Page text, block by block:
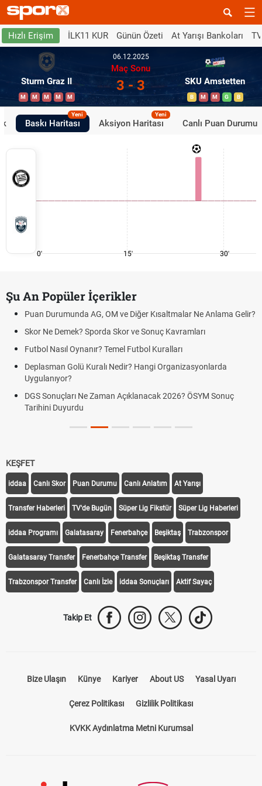
Hızlı Erişim İLK11 KUR Günün Özeti At Yarışı Bankoları
Sturm Graz II
M M M M M
06.12.2025
Maç Sonu
3 - 3 SKU Amstetten
B M M G B
Baskı Haritası
Yeni
Aksiyon Haritası
Yeni
Canlı Puan Durumu
0' 15' 30'
Şu An Popüler İçerikler
Puan Durumunda AG, OM ve Diğer Kısaltmalar Ne Anlama Gelir?
Skor Ne Demek? Sporda Skor ve Sonuç Kavramları
Futbol Nasıl Oynanır? Temel Futbol Kuralları
Deplasman Golü Kuralı Nedir? Hangi Organizasyonlarda
Uygulanıyor?
DGS Sonuçları Ne Zaman Açıklanacak 2026? ÖSYM Sonuç
Tarihini Duyurdu
KEŞFET
iddaa Canlı Skor Puan Durumu Canlı Anlatım At Yarışı
Transfer Haberleri TV'de Bugün Süper Lig Fikstür Süper Lig Haberleri
iddaa Programı Galatasaray Fenerbahçe Beşiktaş Trabzonspor
Galatasaray Transfer Fenerbahçe Transfer Beşiktaş Transfer
Trabzonspor Transfer Canlı İzle iddaa Sonuçları Aktif Sayaç
Takip Et
Bize Ulaşın Künye Kariyer About US Yasal Uyarı
Çerez Politikası Gizlilik Politikası
KVKK Aydınlatma Metni Kurumsal